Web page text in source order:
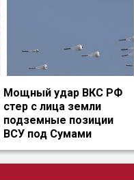
Мощный удар ВКС РФ
стер с лица земли
подземные позиции
ВСУ под Сумами